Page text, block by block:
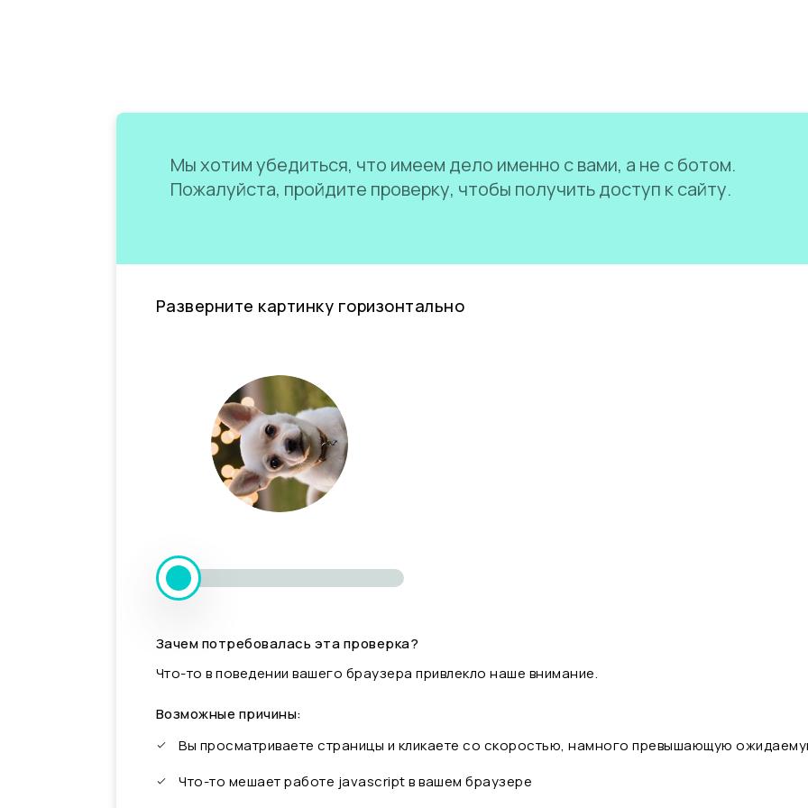
Мы хотим убедиться, что имеем дело именно с вами, а не с ботом.
Пожалуйста, пройдите проверку, чтобы получить доступ к сайту.
Разверните картинку горизонтально
Зачем потребовалась эта проверка?
Что-то в поведении вашего браузера привлекло наше внимание.
Возможные причины:
Вы просматриваете страницы и кликаете со скоростью, намного превышающую
Что-то мешает работе javascript в вашем браузере